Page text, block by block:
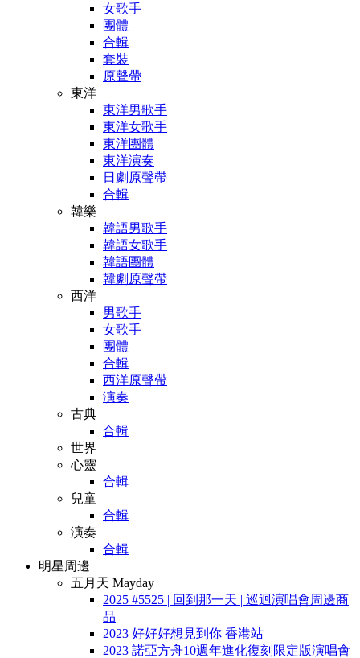
女歌手
團體
合輯
套裝
原聲帶
東洋
東洋男歌手
東洋女歌手
東洋團體
東洋演奏
日劇原聲帶
合輯
韓樂
韓語男歌手
韓語女歌手
韓語團體
韓劇原聲帶
西洋
男歌手
女歌手
團體
合輯
西洋原聲帶
演奏
古典
合輯
世界
心靈
合輯
兒童
合輯
演奏
合輯
明星周邊
五月天 Mayday
2025 #5525 | 回到那一天 | 巡迴演唱會周邊商
品
2023 好好好想見到你 香港站
2023 諾亞方舟10週年進化復刻限定版演唱會